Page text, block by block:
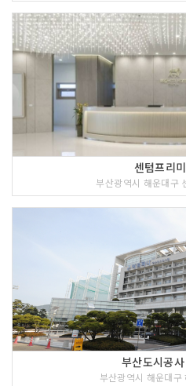
센텀프리
부산광역시 해운대구
부산도시공
부산광역시 해운대